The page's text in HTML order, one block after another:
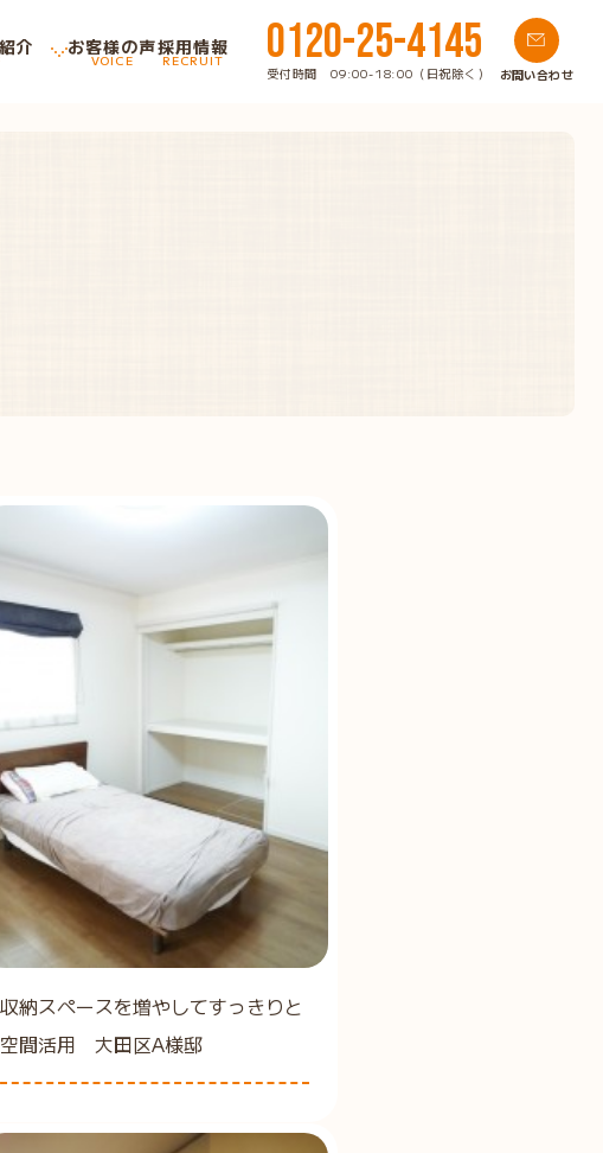
介 お客様の声
VOICE
採用情報
RECRUIT 0120-25-4145
受付時間 09:00-18:00（日祝除く） お問い合わせ
収納スペースを増やしてすっきりと
空間活用 大田区A様邸